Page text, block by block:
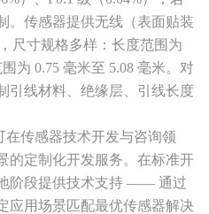
。传感器提供无线（表面贴装
尺寸规格多样：长度范围为
为 0.75 毫米至 5.08 毫米。对
引线材料、绝缘层、引线长度
传感器技术开发与咨询领
的定制化开发服务。在标准开
阶段提供技术支持 —— 通过
应用场景匹配最优传感器解决